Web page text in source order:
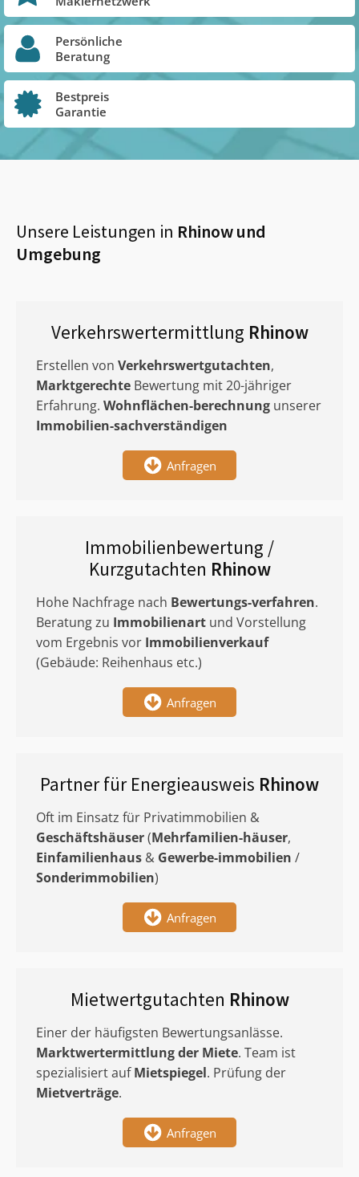
Persönliche
Beratung
Bestpreis
Garantie
Unsere Leistungen in Rhinowund
Umgebung
Verkehrswertermittlung Rhinow
Erstellen von Verkehrswertgutachten,
Marktgerechte Bewertung mit 20-jähriger
Erfahrung. Wohnflächen-berechnung unserer
Immobilien-sachverständigen
Anfragen
Immobilienbewertung /
Kurzgutachten Rhinow
Hohe Nachfrage nach Bewertungs-verfahren.
Beratung zu Immobilienart und Vorstellung
vom Ergebnis vor Immobilienverkauf
(Gebäude: Reihenhaus etc.)
Anfragen
Partner für Energieausweis Rhinow
Oft im Einsatz für Privatimmobilien &
Geschäftshäuser(Mehrfamilien-häuser,
Einfamilienhaus & Gewerbe-immobilien /
Sonderimmobilien)
Anfragen
Mietwertgutachten Rhinow
Einer der häufigsten Bewertungsanlässe.
Marktwertermittlungder Miete. Team ist
spezialisiert aufMietspiegel. Prüfung der
Mietverträge.
Anfragen